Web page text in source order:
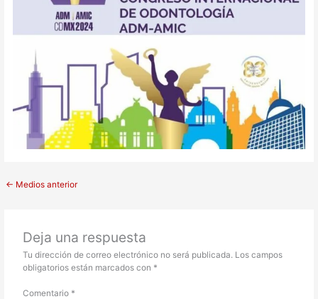
← Medios anterior
Deja una respuesta
Tu dirección de correo electrónico no será publicada. Los campos
obligatorios están marcados con *
Comentario *